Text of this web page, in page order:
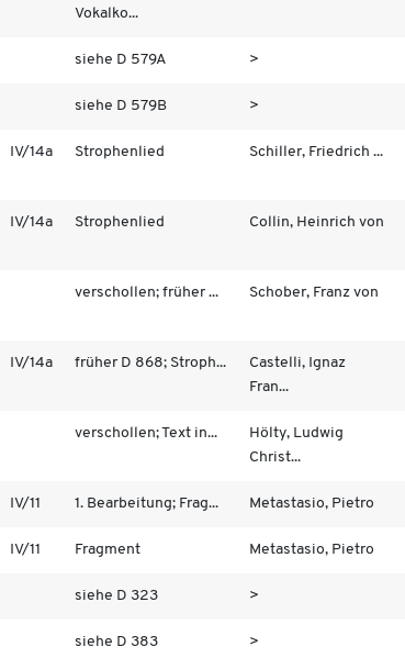
Vokalko...
siehe D 579A >
siehe D 579B >
IV/14a Strophenlied Schiller, Friedrich ...
IV/14a Strophenlied Collin, Heinrich von
verschollen; früher ... Schober, Franz von
IV/14a früher D 868; Stroph...
Castelli, Ignaz
Fran...
verschollen; Text in...
Hölty, Ludwig
Christ...
IV/11 1. Bearbeitung; Frag... Metastasio, Pietro
IV/11 Fragment Metastasio, Pietro
siehe D 323 >
siehe D 383 >